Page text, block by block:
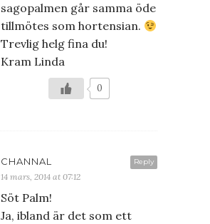
sagopalmen går samma öde
tillmötes som hortensian.
Trevlig helg fina du!
Kram Linda
0
Reply
CHANNAL
14 mars, 2014 at 07:12
Söt Palm!
Ja, ibland är det som ett